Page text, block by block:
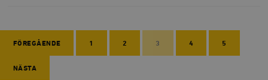
FÖREGÅENDE 1 2 3 4 5
NÄSTA